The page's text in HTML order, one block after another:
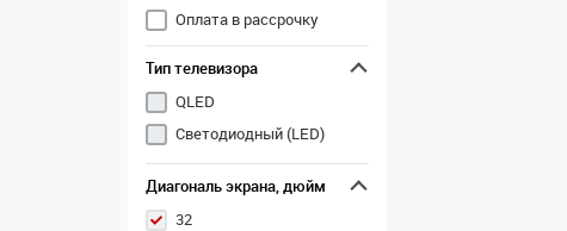
Оплата в рассрочку
Перечисление
Тип телевизора
QLED
Светодиодный (LED)
Диагональ экрана, дюйм
32